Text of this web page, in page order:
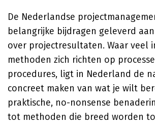
De Nederlandse
belangrijke bijdragen geleverd
over projectresultaten. Waar veel
methoden zich richten op
procedures, ligt in Nederland de
concreet maken van wat je wilt
praktische, no-nonsense
tot methoden die breed worden